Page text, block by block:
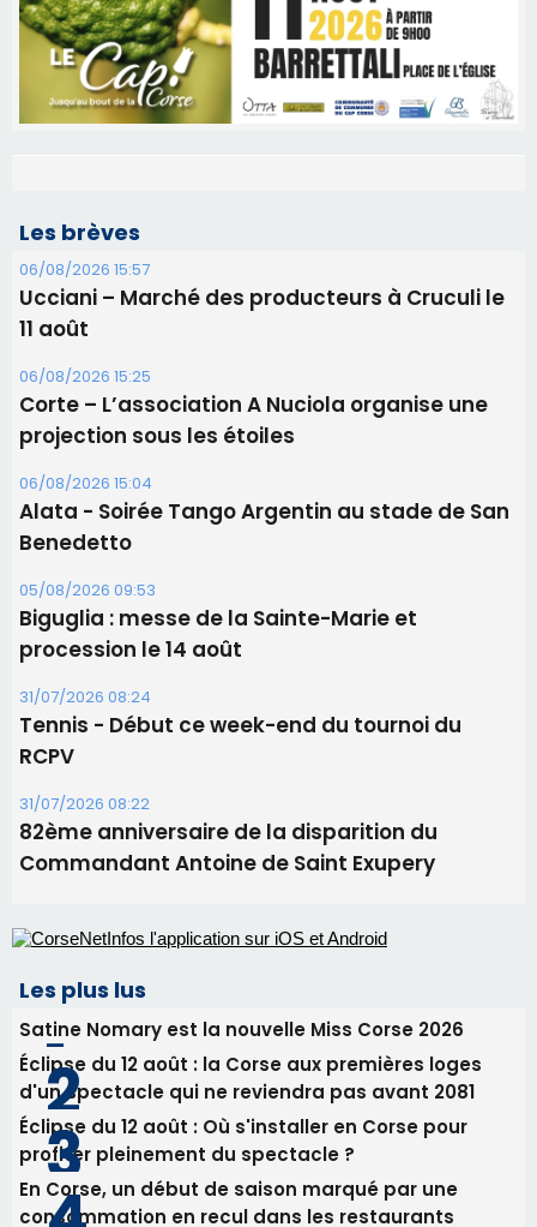
Les brèves
06/08/2026 15:57
Ucciani – Marché des producteurs à Cruculi le
11 août
06/08/2026 15:25
Corte – L’association A Nuciola organise une
projection sous les étoiles
06/08/2026 15:04
Alata - Soirée Tango Argentin au stade de San
Benedetto
05/08/2026 09:53
Biguglia : messe de la Sainte-Marie et
procession le 14 août
Tennis - Début ce week-end du tournoi du
RCPV
31/07/2026 08:22
82ème anniversaire de la disparition du
Commandant Antoine de Saint Exupery
Les plus lus